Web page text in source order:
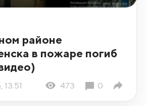
районе
в пожаре погиб
473 0